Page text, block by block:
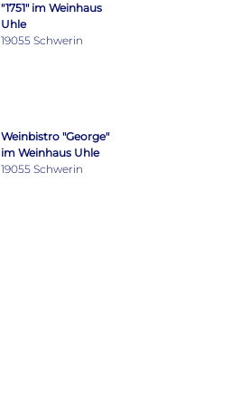
"1751" im Weinhaus
Uhle
19055 Schwerin
Weinbistro "George"
im Weinhaus Uhle
19055 Schwerin